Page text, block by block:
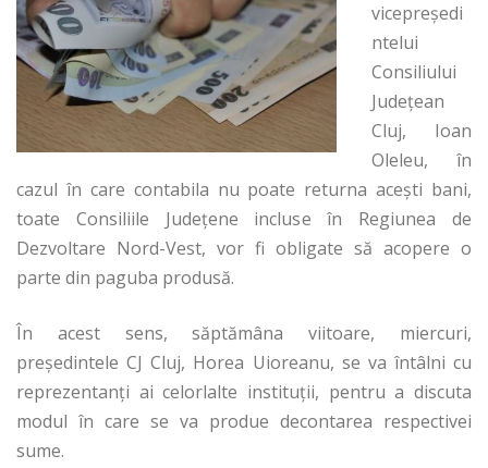
vicepreşedi
ntelui
Consiliului
Judeţean
Cluj, Ioan
Oleleu, în
cazul în care contabila nu poate returna aceşti bani,
toate Consiliile Judeţene incluse în Regiunea de
Dezvoltare Nord-Vest, vor fi obligate să acopere o
parte din paguba produsă.
În acest sens, săptămâna viitoare, miercuri,
preşedintele CJ Cluj, Horea Uioreanu, se va întâlni cu
reprezentanţi ai celorlalte instituţii, pentru a discuta
modul în care se va produe decontarea respectivei
sume.